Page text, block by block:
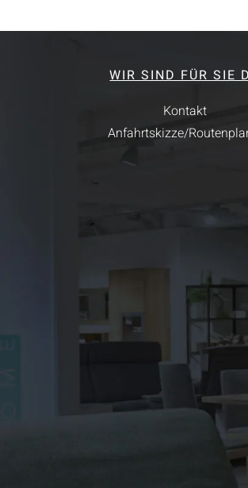
WIR SIND FÜR SIE
Kontakt
Anfahrtskizze/